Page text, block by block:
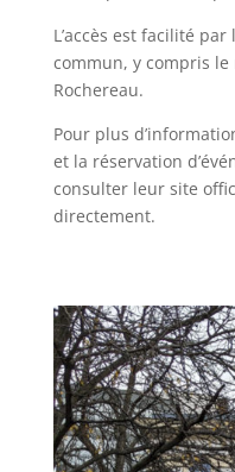
L’accès est facilité
commun, y compris le
Rochereau​​.
Pour plus
et la réservation
consulter leur site
directement.